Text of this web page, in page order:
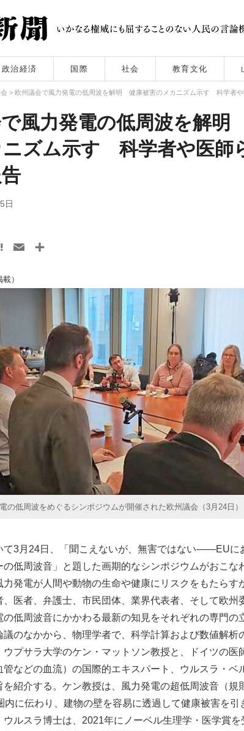
政治経済 国際 社会 教育文化
> 欧州議会で風力発電の低周波を解明 健康被害のメカニズム示す 科学者や
で風力発電の低周波を解
ズム示す 科学者や医師
日
HatenaEmail
）
の低周波をめぐるシンポジウムが開催された欧州議会（3月24日）
3月24日、「聞こえないが、無害ではない――EUに
の低周波音」と題した画期的なシンポジウムがおこな
力発電が人間や動物の生命や健康にリスクをもたらす
、医者、弁護士、市民団体、業界代表者、そして欧州
低周波音にかかわる最新の知見をそれぞれの専門の
議のなかから、物理学者で、科学計算および数値解析
ウプサラ大学のケン・マットソン教授と、ドイツの医
などの血流）の国際的エキスパート、ウルスラ・ベ
を紹介する。ケン教授は、風力発電の超低周波音（規
内に伝わり、建物の壁を容易に透過して健康被害を引
ウルスラ博士は、2021年にノーベル生理学・医学賞